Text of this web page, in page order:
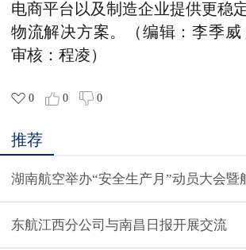
电商平台以及制造企业提供更稳
物流解决方案。
（编辑：李季
审核：程凌）
0 0 0
推荐
湖南航空举办“安全生产月”动员大会
东航江西分公司与南昌日报开展交流